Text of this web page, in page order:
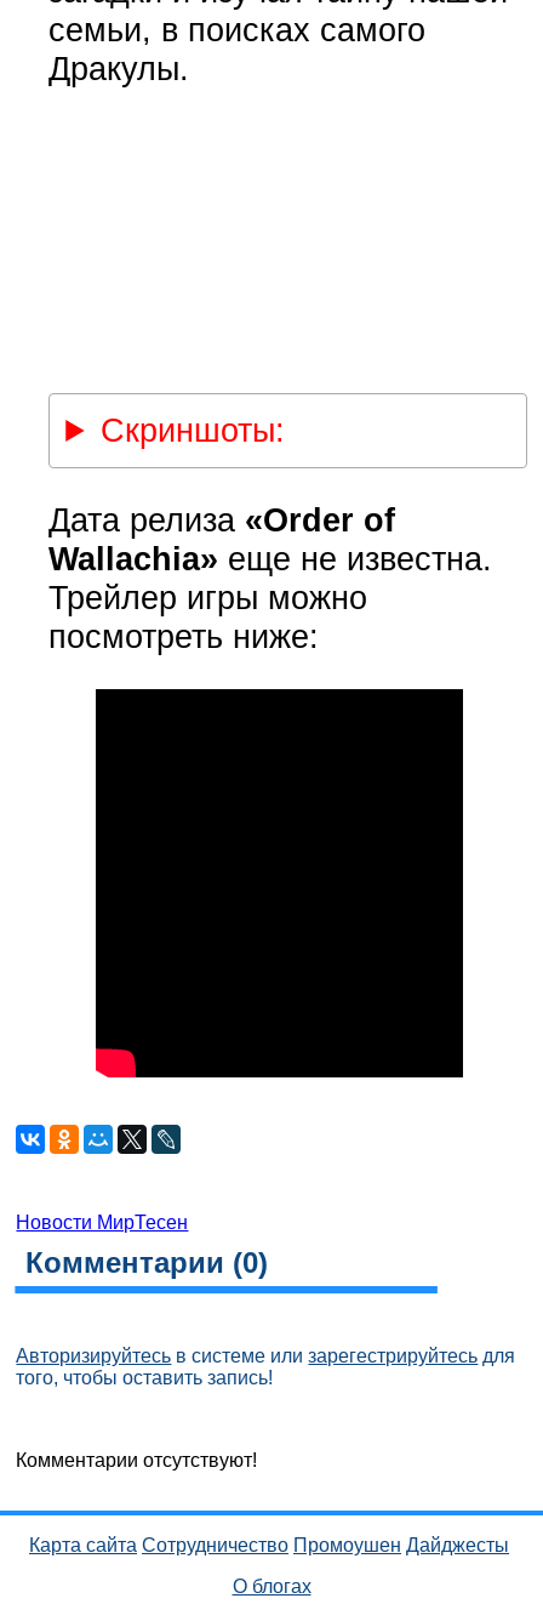
семьи, в поисках самого
Дракулы.
Скриншоты:
Дата релиза «Order of
Wallachia» еще не известна.
Трейлер игры можно
посмотреть ниже:
Новости МирТесен
Комментарии (0)
Авторизируйтесь в системе илизарегестрируйтесь для
того, чтобы оставить запись!
Комментарии отсутствуют!
Карта сайта Сотрудничество Промоушен Дайджесты
О блогах